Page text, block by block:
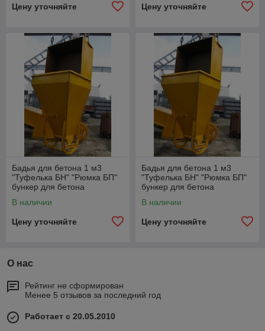
Цену уточняйте Цену уточняйте
Бадья для бетона 1 м3
"Туфелька БН" "Рюмка БП"
бункер для бетона
В наличии
Цену уточняйте
Бадья для бетона 1 м3
"Туфелька БН" "Рюмка БП"
бункер для бетона
В наличии
Цену уточняйте
О нас
Рейтинг не сформирован
Менее 5 отзывов за последний год
Работает с 20.05.2010